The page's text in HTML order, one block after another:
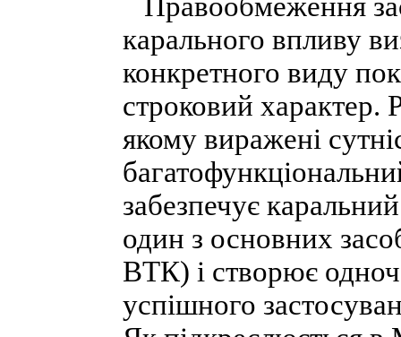
карального впливу
конкретного виду
строковий
якому виражені
забезпечує
один з основних
ВТК) і створює
успішного